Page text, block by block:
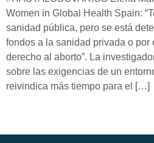
Women in Global Health Spain:
sanidad pública, pero se está
fondos a la sanidad privada o por
derecho al aborto”. La
sobre las exigencias de un
reivindica más tiempo para el […]